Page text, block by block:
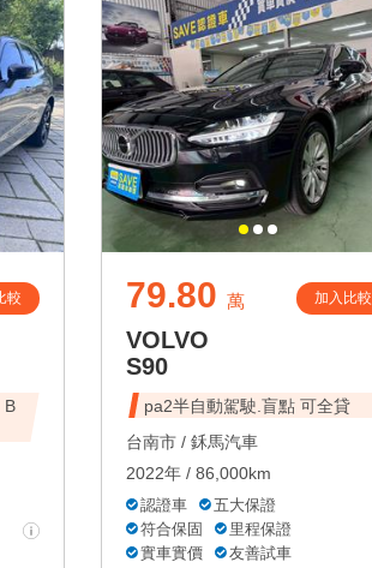
較
B
79.80 萬 加入比較
VOLVO
S90
pa2半自動駕駛.盲點 可全貸
台南市 / 鉌馬汽車
2022年 / 86,000km
認證車
五大保證
符合保固
里程保證
實車實價
友善試車